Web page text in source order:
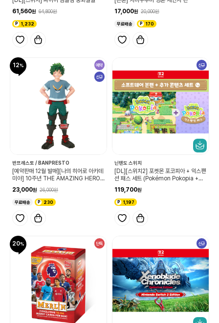
61,560
64,800
1,232
17,000
20,000
무료배송 170
12 예약
신규
반프레스토 / BANPRESTO
[예약판매 12월 발매][나의 히어로 아카데
미아] 10주년 THE AMAZING HEROE
23,000 26,000
무료배송 230
신규
닌텐도 스위치
[DL][스위치2] 포켓몬 포코피아 + 익스팬
션 패스 세트 (Pokémon Pokopia +익
119,700
1,197
20 단독 신규